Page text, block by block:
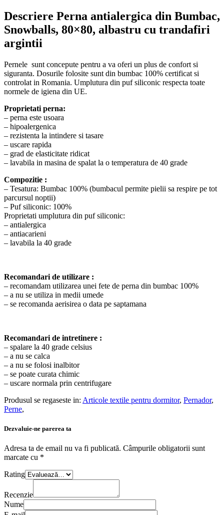
Descriere Perna antialergica din Bumbac,
Snowballs, 80×80, albastru cu trandafiri
argintii
Pernele sunt concepute pentru a va oferi un plus de confort si
siguranta. Dosurile folosite sunt din bumbac 100% certificat si
controlat in Romania. Umplutura din puf siliconic respecta toate
normele de igiena din UE.
Proprietati perna:
– perna este usoara
– hipoalergenica
– rezistenta la intindere si tasare
– uscare rapida
– grad de elasticitate ridicat
– lavabila in masina de spalat la o temperatura de 40 grade
Compozitie :
– Tesatura: Bumbac 100% (bumbacul permite pielii sa respire pe tot
parcursul noptii)
– Puf siliconic: 100%
Proprietati umplutura din puf siliconic:
– antialergica
– antiacarieni
– lavabila la 40 grade
Recomandari de utilizare :
– recomandam utilizarea unei fete de perna din bumbac 100%
– a nu se utiliza in medii umede
– se recomanda aerisirea o data pe saptamana
Recomandari de intretinere :
– spalare la 40 grade celsius
– a nu se calca
– a nu se folosi inalbitor
– se poate curata chimic
– uscare normala prin centrifugare
Produsul se regaseste in: Articole textile pentru dormitor, Pernador,
Perne,
Dezvaluie-ne parerea ta
Adresa ta de email nu va fi publicată. Câmpurile obligatorii sunt
marcate cu *
Rating
Recenzie
Nume